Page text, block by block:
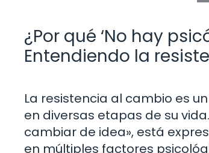
¿Por qué ‘No hay
Entendiendo la
La resistencia al cambio es
en diversas etapas de su
cambiar de idea», está
en múltiples factores